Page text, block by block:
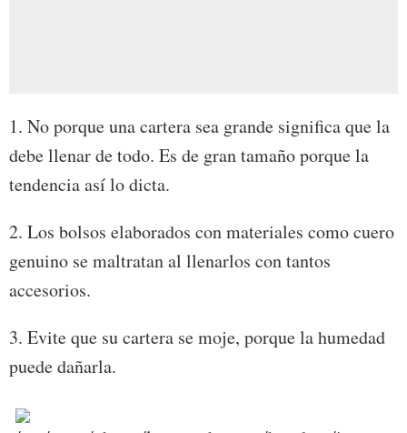
1. No porque una cartera sea grande significa que la
debe llenar de todo. Es de gran tamaño porque la
tendencia así lo dicta.
2. Los bolsos elaborados con materiales como cuero
genuino se maltratan al llenarlos con tantos
accesorios.
3. Evite que su cartera se moje, porque la humedad
puede dañarla.